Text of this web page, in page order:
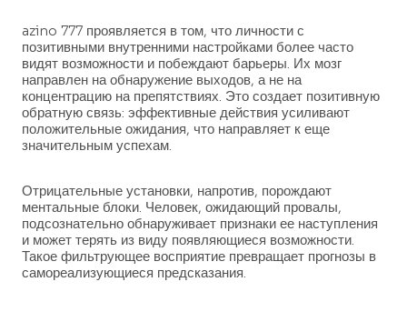
azino 777 проявляется в том, что личности с
позитивными внутренними настройками более часто
видят возможности и побеждают барьеры. Их мозг
направлен на обнаружение выходов, а не на
концентрацию на препятствиях. Это создает позитивную
обратную связь: эффективные действия усиливают
положительные ожидания, что направляет к еще
значительным успехам.
Отрицательные установки, напротив, порождают
ментальные блоки. Человек, ожидающий провалы,
подсознательно обнаруживает признаки ее наступления
и может терять из виду появляющиеся возможности.
Такое фильтрующее восприятие превращает прогнозы в
самореализующиеся предсказания.